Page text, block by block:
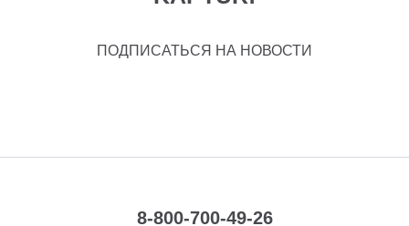
ПОДПИСАТЬСЯ НА НОВОСТИ
8-800-700-49-26